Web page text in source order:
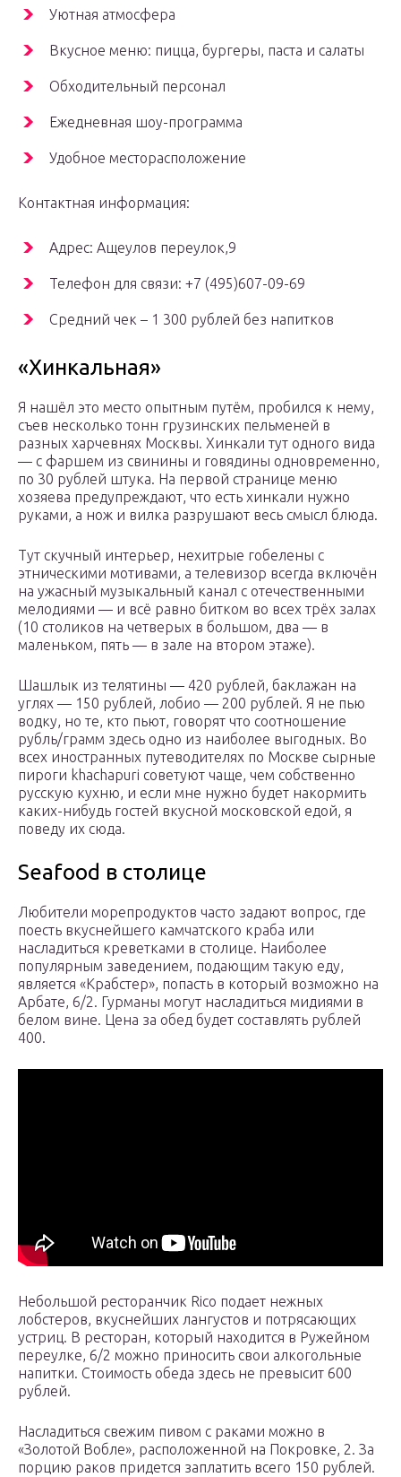
Уютная атмосфера
Вкусное меню: пицца, бургеры, паста и салаты
Обходительный персонал
Ежедневная шоу-программа
Удобное месторасположение
Контактная информация:
Адрес: Ащеулов переулок,9
Телефон для связи: +7 (495)607-09-69
Средний чек – 1 300 рублей без напитков
«Хинкальная»
Я нашёл это место опытным путём, пробился к нему,
съев несколько тонн грузинских пельменей в
разных харчевнях Москвы. Хинкали тут одного вида
— с фаршем из свинины и говядины одновременно,
по 30 рублей штука. На первой странице меню
хозяева предупреждают, что есть хинкали нужно
руками, а нож и вилка разрушают весь смысл блюда.
Тут скучный интерьер, нехитрые гобелены с
этническими мотивами, а телевизор всегда включён
на ужасный музыкальный канал с отечественными
мелодиями — и всё равно битком во всех трёх залах
(10 столиков на четверых в большом, два — в
маленьком, пять — в зале на втором этаже).
Шашлык из телятины — 420 рублей, баклажан на
углях — 150 рублей, лобио — 200 рублей. Я не пью
водку, но те, кто пьют, говорят что соотношение
рубль/грамм здесь одно из наиболее выгодных. Во
всех иностранных путеводителях по Москве сырные
пироги khachapuri советуют чаще, чем собственно
русскую кухню, и если мне нужно будет накормить
каких-нибудь гостей вкусной московской едой, я
поведу их сюда.
Seafood в столице
Любители морепродуктов часто задают вопрос, где
поесть вкуснейшего камчатского краба или
насладиться креветками в столице. Наиболее
популярным заведением, подающим такую еду,
является «Крабстер», попасть в который возможно на
Арбате, 6/2. Гурманы могут насладиться мидиями в
белом вине. Цена за обед будет составлять рублей
400.
Небольшой ресторанчик Rico подает нежных
лобстеров, вкуснейших лангустов и потрясающих
устриц. В ресторан, который находится в Ружейном
переулке, 6/2 можно приносить свои алкогольные
напитки. Стоимость обеда здесь не превысит 600
рублей.
Насладиться свежим пивом с раками можно в
«Золотой Вобле», расположенной на Покровке, 2. За
порцию раков придется заплатить всего 150 рублей.